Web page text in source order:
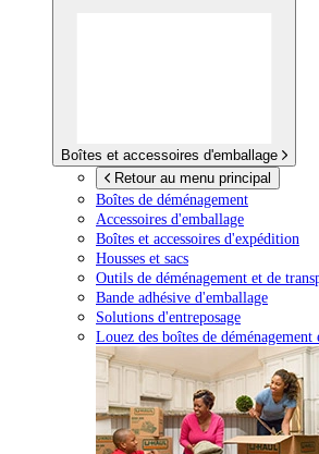
Boîtes et accessoires d'emballage
Retour au menu principal
Boîtes de déménagement
Accessoires d'emballage
Boîtes et accessoires d'expédition
Housses et sacs
Outils de déménagement et de
Bande adhésive d'emballage
Solutions d'entreposage
Louez des boîtes de déménagement